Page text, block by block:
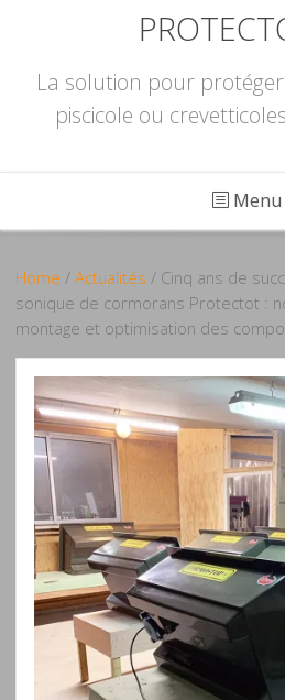
La solution pour
piscicole ou
Menu
Home /Actualités / Cinq ans de
sonique de cormorans Protectot :
montage et optimisation des